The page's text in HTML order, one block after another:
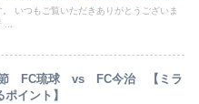
いつもご覧いただきありがとうございま
...
FC琉球 vs FC今治 【ミラ
イント】